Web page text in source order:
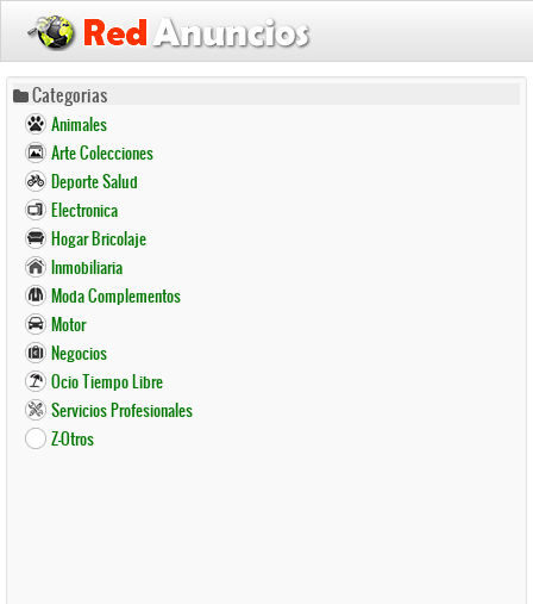
Pasar
contenido
principal
Categorias
Animales
Arte Colecciones
Deporte Salud
Electronica
Hogar Bricolaje
Inmobiliaria
Moda Complementos
Motor
Negocios
Ocio Tiempo Libre
Servicios Profesionales
Z-Otros